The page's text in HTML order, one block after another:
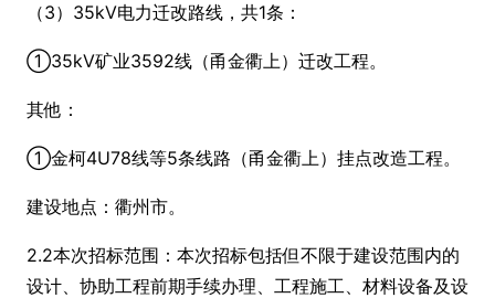
（3）35kV电力迁改路线，共1条：
①35kV矿业3592线（甬金衢上）迁改工程。
其他：
①金柯4U78线等5条线路（甬金衢上）挂点改造工程。
建设地点：衢州市。
2.2本次招标范围：本次招标包括但不限于建设范围内的
设计、协助工程前期手续办理、工程施工、材料设备及设